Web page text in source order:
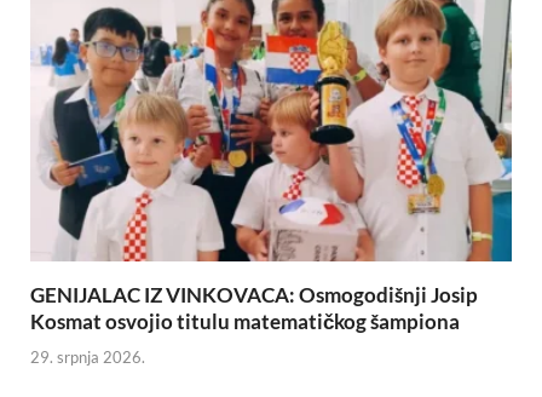
GENIJALAC IZ VINKOVACA: Osmogodišnji Josip
Kosmat osvojio titulu matematičkog šampiona
29. srpnja 2026.